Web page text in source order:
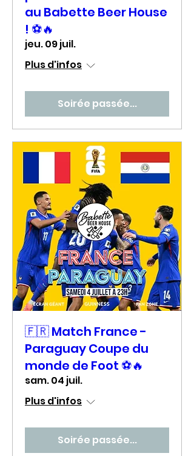
au Babette Beer House
! ⚽🔥
jeu. 09 juil.
Plus d'infos
Soirée passée...
🇫🇷 Match France -
Paraguay Coupe du
monde de Foot ⚽🔥
sam. 04 juil.
Plus d'infos
Soirée passée...